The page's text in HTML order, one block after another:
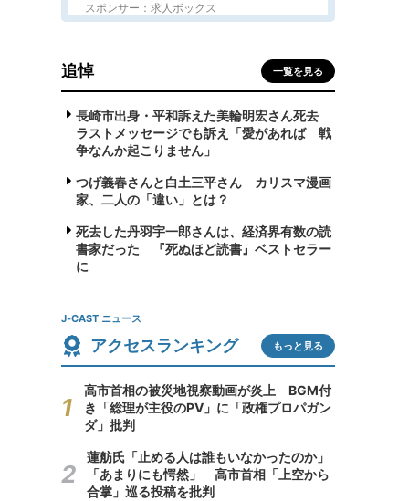
スポンサー：求人ボックス
追悼 一覧を見る
長崎市出身・平和訴えた美輪明宏さん死去
ラストメッセージでも訴え「愛があれば 戦
争なんか起こりません」
つげ義春さんと白土三平さん カリスマ漫画
家、二人の「違い」とは？
死去した丹羽宇一郎さんは、経済界有数の読
書家だった 『死ぬほど読書』ベストセラー
に
J-CAST ニュース
アクセスランキング もっと見る
高市首相の被災地視察動画が炎上 BGM付
き「総理が主役のPV」に「政権プロパガン
ダ」批判
蓮舫氏「止める人は誰もいなかったのか」
「あまりにも愕然」 高市首相「上空から
合掌」巡る投稿を批判